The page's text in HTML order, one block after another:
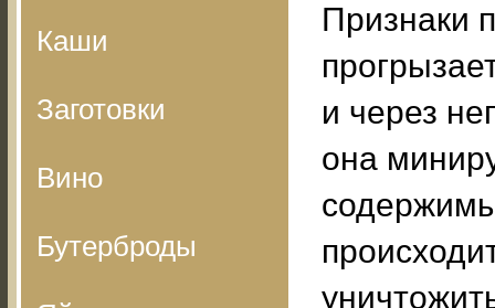
Каши
Заготовки
Вино
Бутерброды
Признаки
и через
она